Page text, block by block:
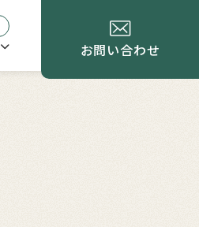
お問い合わせ